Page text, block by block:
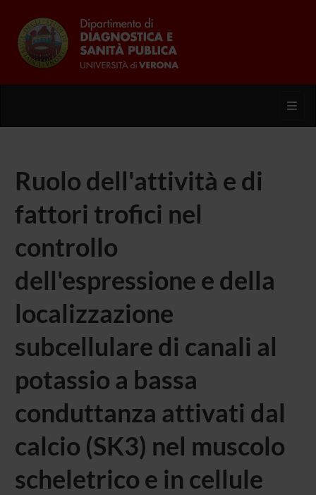
Ruolo dell'attività e di
fattori trofici nel
controllo
dell'espressione e della
localizzazione
subcellulare di canali al
potassio a bassa
conduttanza attivati dal
calcio (SK3) nel muscolo
scheletrico e in cellule